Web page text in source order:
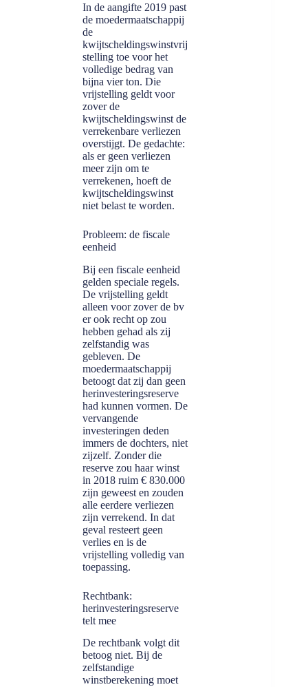
In de aangifte 2019 past
de moedermaatschappij
de
kwijtscheldingswinstvrij
stelling toe voor het
volledige bedrag van
bijna vier ton. Die
vrijstelling geldt voor
zover de
kwijtscheldingswinst de
verrekenbare verliezen
overstijgt. De gedachte:
als er geen verliezen
meer zijn om te
verrekenen, hoeft de
kwijtscheldingswinst
niet belast te worden.
Probleem: de fiscale
eenheid
Bij een fiscale eenheid
gelden speciale regels.
De vrijstelling geldt
alleen voor zover de bv
er ook recht op zou
hebben gehad als zij
zelfstandig was
gebleven. De
moedermaatschappij
betoogt dat zij dan geen
herinvesteringsreserve
had kunnen vormen. De
vervangende
investeringen deden
immers de dochters, niet
zijzelf. Zonder die
reserve zou haar winst
in 2018 ruim € 830.000
zijn geweest en zouden
alle eerdere verliezen
zijn verrekend. In dat
geval resteert geen
verlies en is de
vrijstelling volledig van
toepassing.
Rechtbank:
herinvesteringsreserve
telt mee
De rechtbank volgt dit
betoog niet. Bij de
zelfstandige
winstberekening moet